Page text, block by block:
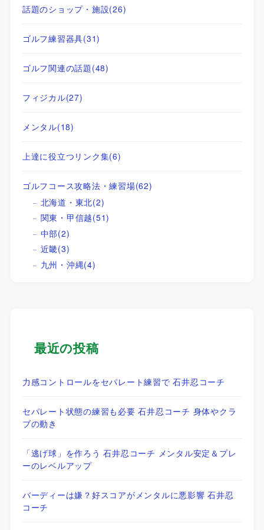
話題のショップ・施設(26)
ゴルフ練習器具(31)
ゴルフ関連の話題(48)
フィジカル(27)
メンタル(18)
上達に役立つリンク集(6)
ゴルフコース攻略法・練習場(62)
北海道・東北(2)
関東・甲信越(51)
中部(2)
近畿(3)
九州・沖縄(4)
最近の投稿
力感コントロールをセパレート練習で 石井忍コーチ
セパレート状態の練習も必要 石井忍コーチ 身体やクラ
ブの動き
「逃げ球」を作ろう 石井忍コーチ メンタル安定＆プレ
ーのレベルアップ
バーディーは嫌？好スコアがメンタルに悪影響 石井忍
コーチ